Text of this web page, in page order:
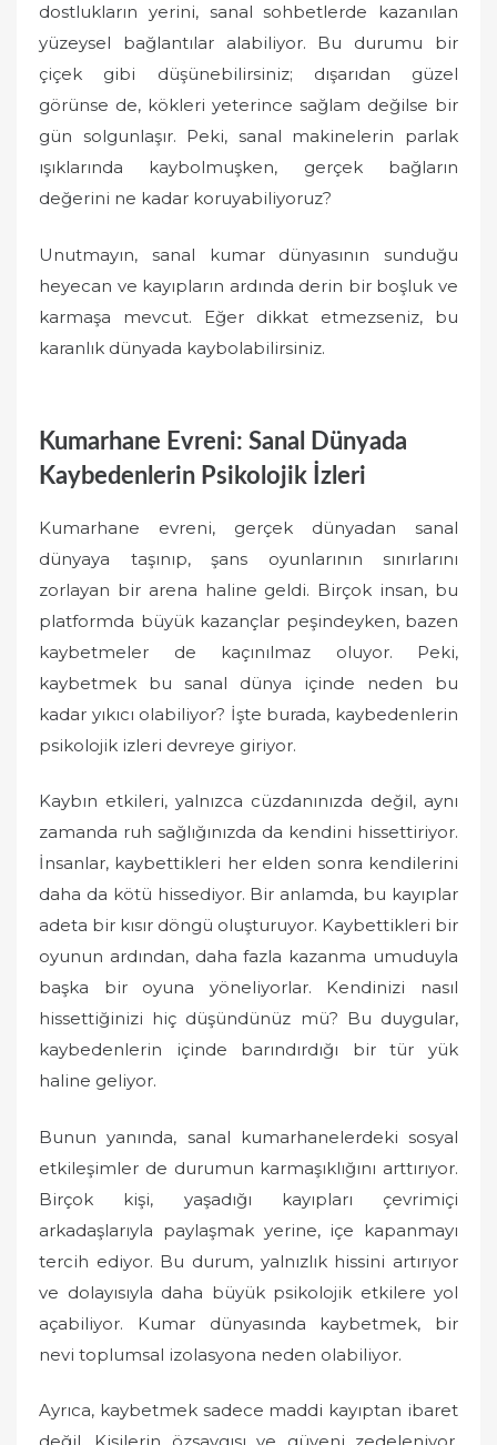
dostlukların yerini, sanal sohbetlerde kazanılan
yüzeysel bağlantılar alabiliyor. Bu durumu bir
çiçek gibi düşünebilirsiniz; dışarıdan güzel
görünse de, kökleri yeterince sağlam değilse bir
gün solgunlaşır. Peki, sanal makinelerin parlak
ışıklarında kaybolmuşken, gerçek bağların
değerini ne kadar koruyabiliyoruz?
Unutmayın, sanal kumar dünyasının sunduğu
heyecan ve kayıpların ardında derin bir boşluk ve
karmaşa mevcut. Eğer dikkat etmezseniz, bu
karanlık dünyada kaybolabilirsiniz.
Kumarhane Evreni: Sanal Dünyada
Kaybedenlerin Psikolojik İzleri
Kumarhane evreni, gerçek dünyadan sanal
dünyaya taşınıp, şans oyunlarının sınırlarını
zorlayan bir arena haline geldi. Birçok insan, bu
platformda büyük kazançlar peşindeyken, bazen
kaybetmeler de kaçınılmaz oluyor. Peki,
kaybetmek bu sanal dünya içinde neden bu
kadar yıkıcı olabiliyor? İşte burada, kaybedenlerin
psikolojik izleri devreye giriyor.
Kaybın etkileri, yalnızca cüzdanınızda değil, aynı
zamanda ruh sağlığınızda da kendini hissettiriyor.
İnsanlar, kaybettikleri her elden sonra kendilerini
daha da kötü hissediyor. Bir anlamda, bu kayıplar
adeta bir kısır döngü oluşturuyor. Kaybettikleri bir
oyunun ardından, daha fazla kazanma umuduyla
başka bir oyuna yöneliyorlar. Kendinizi nasıl
hissettiğinizi hiç düşündünüz mü? Bu duygular,
kaybedenlerin içinde barındırdığı bir tür yük
haline geliyor.
Bunun yanında, sanal kumarhanelerdeki sosyal
etkileşimler de durumun karmaşıklığını arttırıyor.
Birçok kişi, yaşadığı kayıpları çevrimiçi
arkadaşlarıyla paylaşmak yerine, içe kapanmayı
tercih ediyor. Bu durum, yalnızlık hissini artırıyor
ve dolayısıyla daha büyük psikolojik etkilere yol
açabiliyor. Kumar dünyasında kaybetmek, bir
nevi toplumsal izolasyona neden olabiliyor.
Ayrıca, kaybetmek sadece maddi kayıptan ibaret